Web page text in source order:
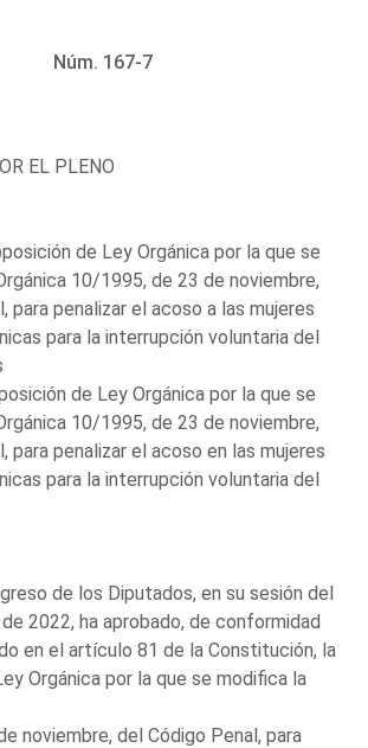
Núm. 167-7
EL PLENO
de Ley Orgánica por la que se
10/1995, de 23 de noviembre,
para penalizar el acoso a las mujeres
para la interrupción voluntaria del
de Ley Orgánica por la que se
10/1995, de 23 de noviembre,
para penalizar el acoso en las mujeres
para la interrupción voluntaria del
de los Diputados, en su sesión del
2022, ha aprobado, de conformidad
en el artículo 81 de la Constitución, la
Orgánica por la que se modifica la
noviembre, del Código Penal, para